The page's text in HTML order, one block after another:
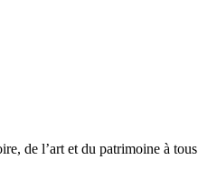
de l’art et du patrimoine à tous